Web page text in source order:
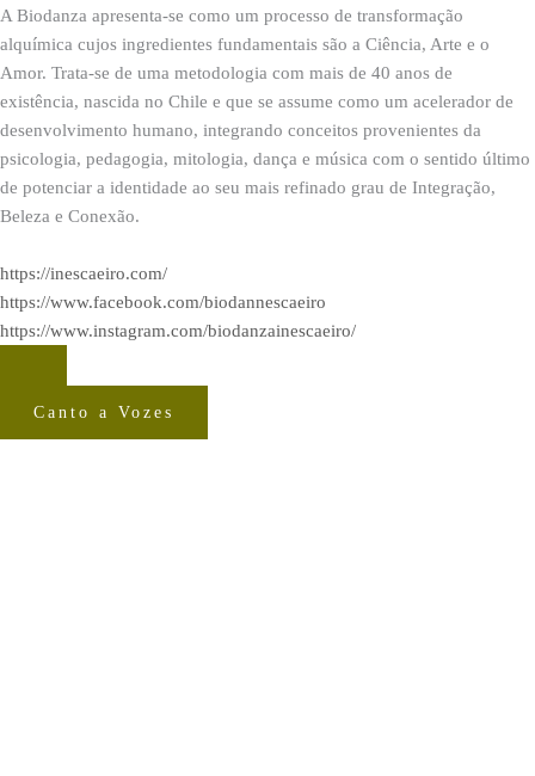
A Biodanza apresenta-se como um processo de transformação
alquímica cujos ingredientes fundamentais são a Ciência, Arte e o
Amor. Trata-se de uma metodologia com mais de 40 anos de
existência, nascida no Chile e que se assume como um acelerador de
desenvolvimento humano, integrando conceitos provenientes da
psicologia, pedagogia, mitologia, dança e música com o sentido último
de potenciar a identidade ao seu mais refinado grau de Integração,
Beleza e Conexão.
https://inescaeiro.com/
https://www.facebook.com/biodannescaeiro
https://www.instagram.com/biodanzainescaeiro/
Canto a Vozes